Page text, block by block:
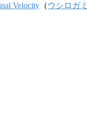
Velocity （ ウシロガミ